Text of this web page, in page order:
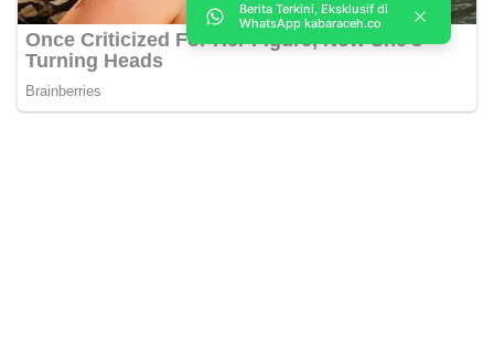
Berita Terkini, Eksklusif di
WhatsApp kabaraceh.co